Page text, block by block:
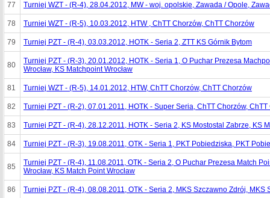
77 Turniej WZT - (R-4), 28.04.2012, MW - woj. opolskie, Zawada / Opole,
78 Turniej WZT - (R-5), 10.03.2012, HTW , ChTT Chorzów, ChTT Chorzów
79 Turniej PZT - (R-4), 03.03.2012, HOTK - Seria 2, ZTT KS Górnik Bytom
80
Turniej PZT - (R-3), 20.01.2012, HOTK - Seria 1, O Puchar Prezesa
Wrocław, KS Matchpoint Wrocław
81 Turniej WZT - (R-5), 14.01.2012, HTW, ChTT Chorzów, ChTT Chorzów
82 Turniej PZT - (R-2), 07.01.2011, HOTK - Super Seria, ChTT Chorzów,
83 Turniej PZT - (R-4), 28.12.2011, HOTK - Seria 2, KS Mostostal Zabrze, KS
84 Turniej PZT - (R-3), 19.08.2011, OTK - Seria 1, PKT Pobiedziska, PKT
85
Turniej PZT - (R-4), 11.08.2011, OTK - Seria 2, O Puchar Prezesa Match
Wrocław, KS Match Point Wrocław
86 Turniej PZT - (R-4), 08.08.2011, OTK - Seria 2, MKS Szczawno Zdrój, MKS